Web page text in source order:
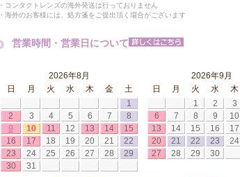
・コンタクトレンズの海外発送は行っておりません
・海外のお客様には、処方箋をご提出頂く場合がございます
営業時間・営業日について
2026年8月
日
月 火 水 木 金
土
1
2
3 4 5 6 7
8
9
10 11 12 13 14
15
16
17 18 19 20 21
22
23
24 25 26 27 28
29
30
31
2026年9月
日
月 火 水 木
1
2 3
6
7 8 9 10
13
14 15 16 17
20
21 22 23 24
27
28 29 30